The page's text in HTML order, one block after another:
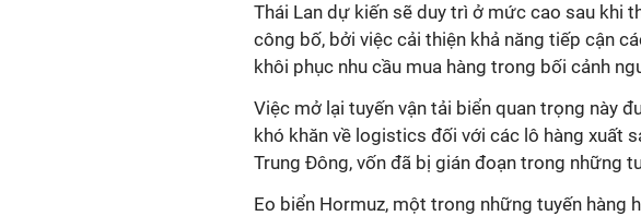
Thái Lan dự kiến sẽ duy trì ở mức cao sau khi
công bố, bởi việc cải thiện khả năng tiếp cận
khôi phục nhu cầu mua hàng trong bối cảnh
Việc mở lại tuyến vận tải biển quan trọng này
khó khăn về logistics đối với các lô hàng xuất
Trung Đông, vốn đã bị gián đoạn trong những
Eo biển Hormuz, một trong những tuyến hàng